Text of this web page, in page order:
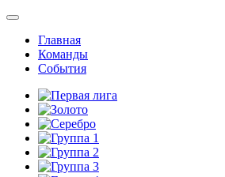
Главная
Команды
События